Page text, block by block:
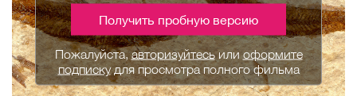
Получить пробную версию
Пожалуйста,авторизуйтесьилиоформите
подпискудля просмотра полного фильма